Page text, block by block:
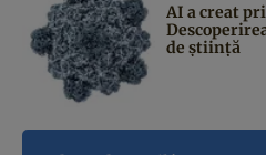
AI a creat
de știință